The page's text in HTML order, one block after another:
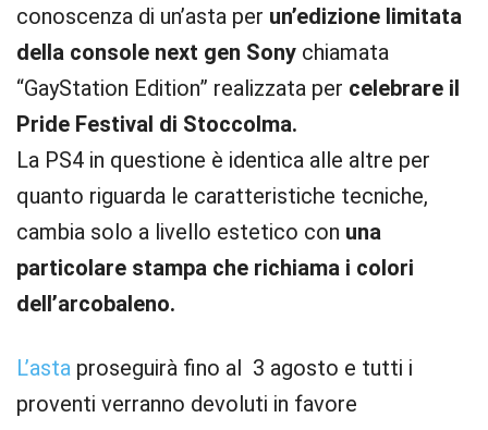
conoscenza di un’asta per un’edizione limitata
della console next gen Sony chiamata
“GayStation Edition” realizzata per celebrare il
Pride Festival di Stoccolma.
La PS4 in questione è identica alle altre per
quanto riguarda le caratteristiche tecniche,
cambia solo a livello estetico con una
particolare stampa che richiama i colori
dell’arcobaleno.
L’asta proseguirà fino al 3 agosto e tutti i
proventi verranno devoluti in favore